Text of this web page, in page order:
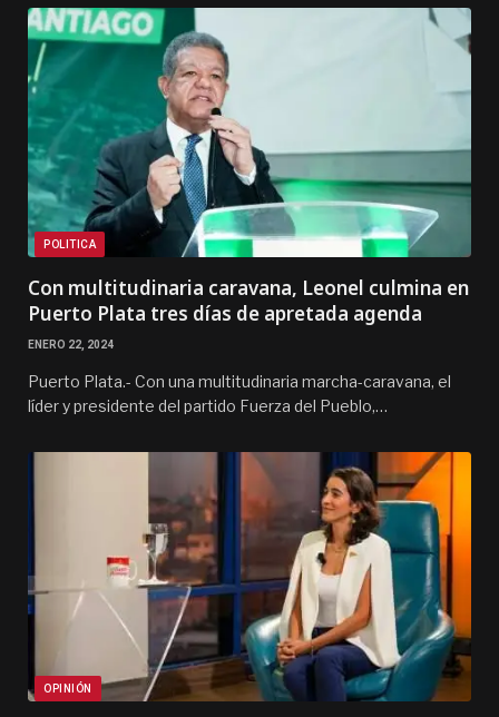
POLITICA
Con multitudinaria caravana, Leonel culmina en
Puerto Plata tres días de apretada agenda
ENERO 22, 2024
Puerto Plata.- Con una multitudinaria marcha-caravana, el
líder y presidente del partido Fuerza del Pueblo,…
OPINIÓN